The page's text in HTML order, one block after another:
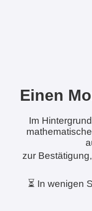
Einen
Im
zur
⏳ In wenigen